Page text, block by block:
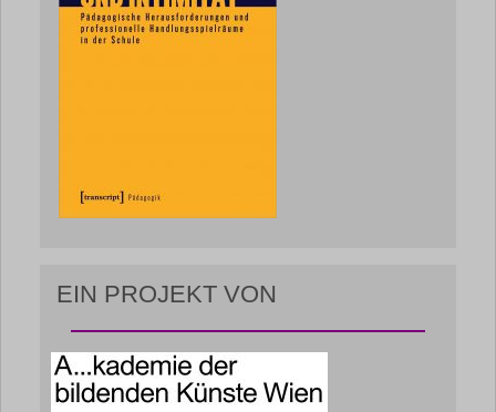
EIN PROJEKT VON